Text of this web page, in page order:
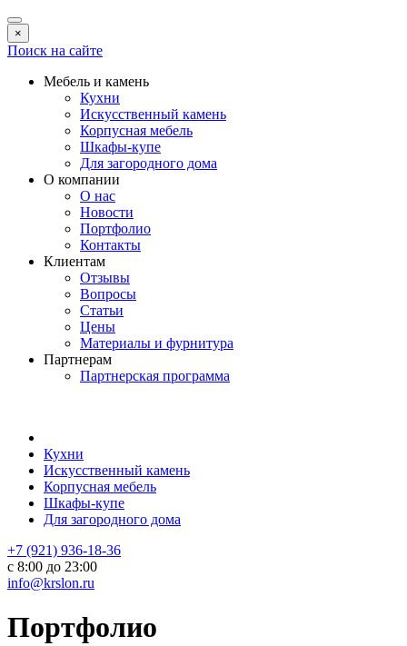
×
Поиск на сайте
Мебель и камень
Кухни
Искусственный камень
Корпусная мебель
Шкафы-купе
Для загородного дома
О компании
О нас
Новости
Портфолио
Контакты
Клиентам
Отзывы
Вопросы
Статьи
Цены
Материалы и фурнитура
Партнерам
Партнерская программа
Кухни
Искусственный камень
Корпусная мебель
Шкафы-купе
Для загородного дома
+7 (921) 936-18-36
с 8:00 до 23:00
info@krslon.ru
Портфолио